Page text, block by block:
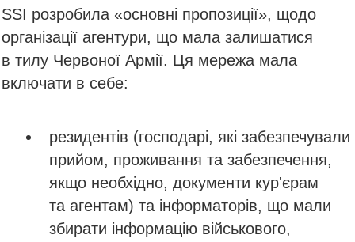
SSI розробила «основні пропозиції», щодо
організації агентури, що мала залишатися
в тилу Червоної Армії. Ця мережа мала
включати в себе:
резидентів (господарі, які забезпечували
прийом, проживання та забезпечення,
якщо необхідно, документи кур'єрам
та агентам) та інформаторів, що мали
збирати інформацію військового,